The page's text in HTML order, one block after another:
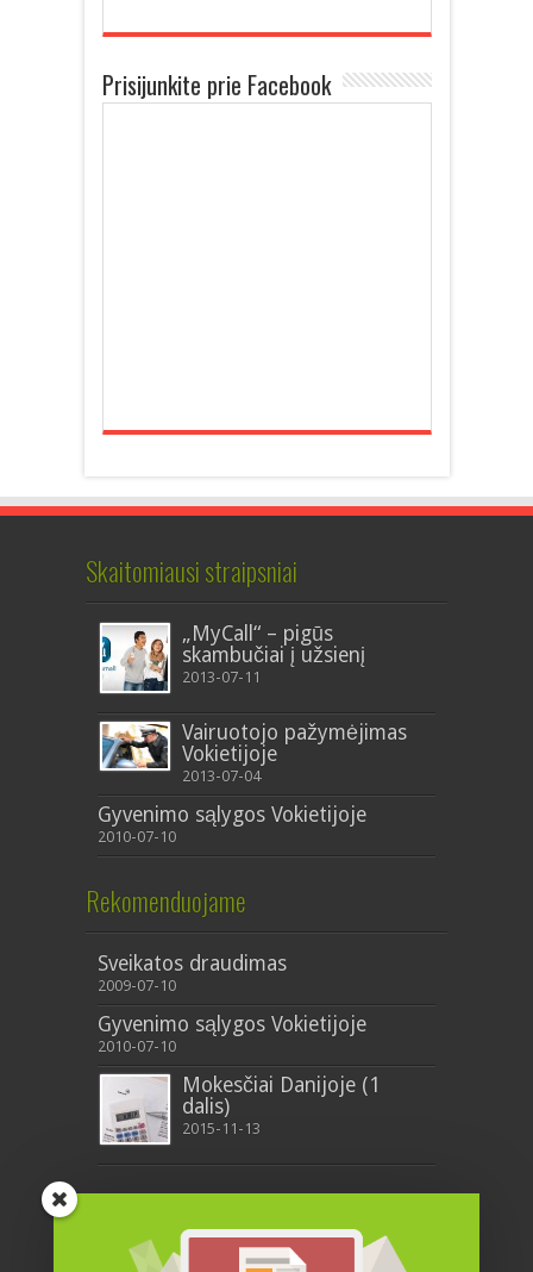
Prisijunkite prie Facebook
Skaitomiausi straipsniai
„MyCall“ – pigūs
skambučiai į užsienį
2013-07-11
Vairuotojo pažymėjimas
Vokietijoje
2013-07-04
Gyvenimo sąlygos Vokietijoje
2010-07-10
Rekomenduojame
Sveikatos draudimas
2009-07-10
Gyvenimo sąlygos Vokietijoje
2010-07-10
Mokesčiai Danijoje (1
dalis)
2015-11-13